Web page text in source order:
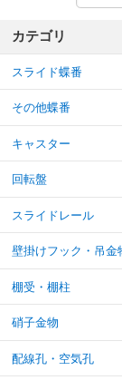
カテゴリ
スライド蝶番
その他蝶番
キャスター
回転盤
スライドレール
壁掛けフック・吊金
棚受・棚柱
硝子金物
配線孔・空気孔